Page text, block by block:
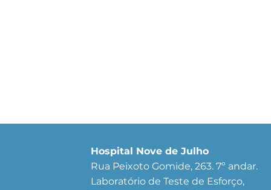
Hospital Nove de Julho
Rua Peixoto Gomide, 263. 7º andar.
Laboratório de Teste de Esforço,